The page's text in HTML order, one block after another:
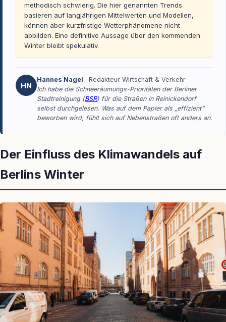
methodisch schwierig. Die hier genannten Trends
basieren auf langjährigen Mittelwerten und Modellen,
können aber kurzfristige Wetterphänomene nicht
abbilden. Eine definitive Aussage über den kommenden
Winter bleibt spekulativ.
HN
Hannes Nagel · Redakteur Wirtschaft & Verkehr
Ich habe die Schneeräumungs-Prioritäten der Berliner
Stadtreinigung (BSR) für die Straßen in Reinickendorf
selbst durchgelesen. Was auf dem Papier als „effizient“
beworben wird, fühlt sich auf Nebenstraßen oft anders an.
Der Einfluss des Klimawandels auf
Berlins Winter